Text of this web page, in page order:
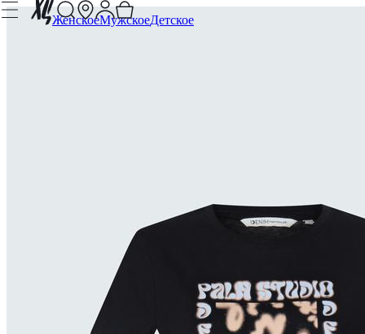
ЖенскоеМужскоеДетское